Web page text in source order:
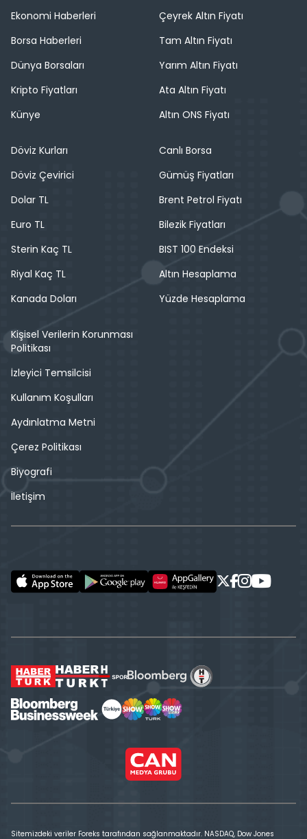
Ekonomi Haberleri
Borsa Haberleri
Dünya Borsaları
Kripto Fiyatları
Künye
Çeyrek Altın Fiyatı
Tam Altın Fiyatı
Yarım Altın Fiyatı
Ata Altın Fiyatı
Altın ONS Fiyatı
Döviz Kurları
Döviz Çevirici
Dolar TL
Euro TL
Sterin Kaç TL
Riyal Kaç TL
Kanada Doları
Canlı Borsa
Gümüş Fiyatları
Brent Petrol Fiyatı
Bilezik Fiyatları
BIST 100 Endeksi
Altın Hesaplama
Yüzde Hesaplama
Kişisel Verilerin Korunması
Politikası
İzleyici Temsilcisi
Kullanım Koşulları
Aydınlatma Metni
Çerez Politikası
Biyografi
İletişim
Sitemizdeki veriler Foreks tarafından sağlanmaktadır. NASDAQ, Dow Jones